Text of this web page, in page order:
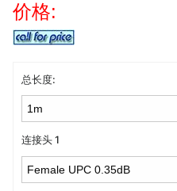
价格:
总长度:
连接头 1